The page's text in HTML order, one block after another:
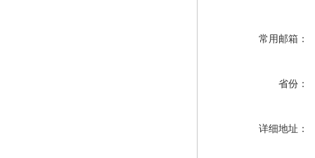
常用邮箱：
省份：
详细地址：